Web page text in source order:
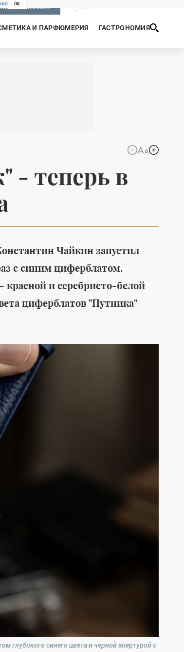
OK
РАССЫЛКУ
И ПАРФЮМЕРИЯ ГАСТРОНОМИЯ
мечты
миссия
космос #ракета
Новая
- теперь в
Чайкин запустил
с синим циферблатом.
и серебристо-белой
циферблатов "Путника"
глубокого синего цвета и черной апертурой с